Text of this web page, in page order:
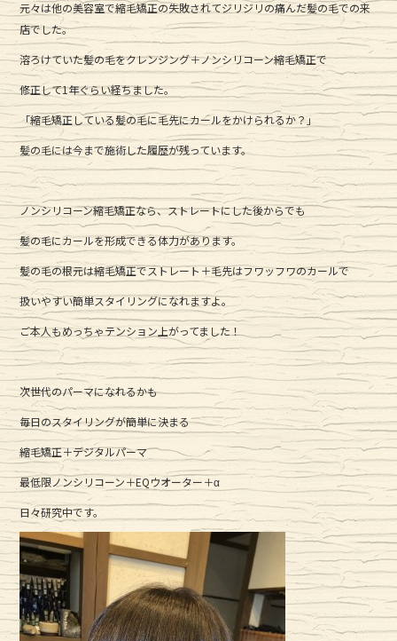
c
e
b
o
o
k
it
te
r
e
元々は他の美容室で縮毛矯正の失敗されてジリジリの痛んだ髪の毛での来
店でした。
溶ろけていた髪の毛をクレンジング＋ノンシリコーン縮毛矯正で
修正して1年ぐらい経ちました。
「縮毛矯正している髪の毛に毛先にカールをかけられるか？」
髪の毛には今まで施術した履歴が残っています。
ノンシリコーン縮毛矯正なら、ストレートにした後からでも
髪の毛にカールを形成できる体力があります。
髪の毛の根元は縮毛矯正でストレート＋毛先はフワッフワのカールで
扱いやすい簡単スタイリングになれますよ。
ご本人もめっちゃテンション上がってました！
次世代のパーマになれるかも
毎日のスタイリングが簡単に決まる
縮毛矯正＋デジタルパーマ
最低限ノンシリコーン＋EQウオーター＋α
日々研究中です。